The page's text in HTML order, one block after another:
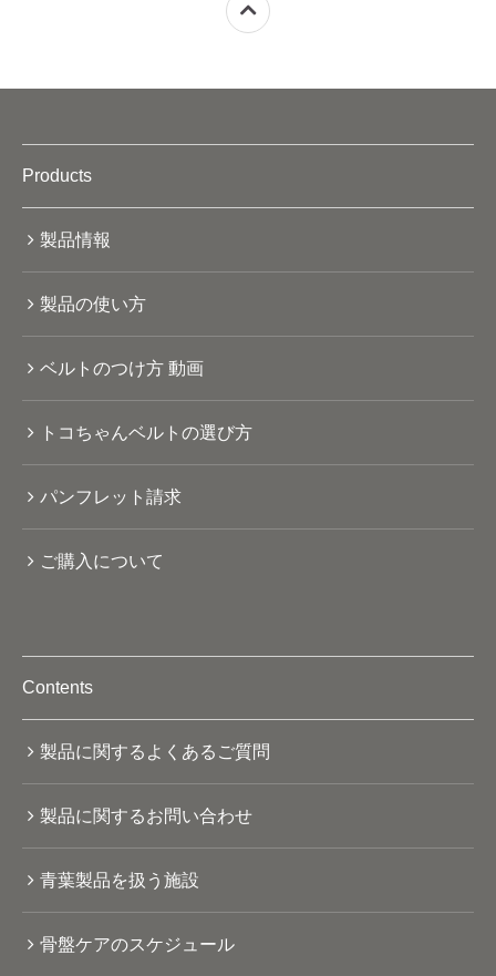
Products
製品情報
製品の使い方
ベルトのつけ方 動画
トコちゃんベルトの選び方
パンフレット請求
ご購入について
Contents
製品に関するよくあるご質問
製品に関するお問い合わせ
青葉製品を扱う施設
骨盤ケアのスケジュール